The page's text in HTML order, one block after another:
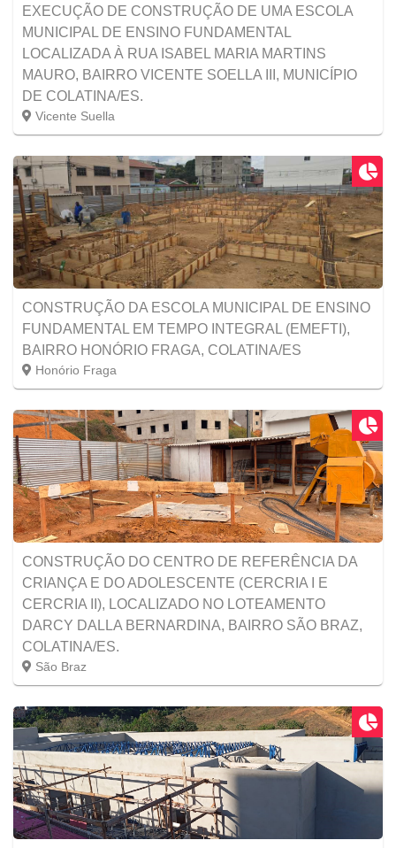
EXECUÇÃO DE CONSTRUÇÃO DE UMA ESCOLA
MUNICIPAL DE ENSINO FUNDAMENTAL
LOCALIZADA À RUA ISABEL MARIA MARTINS
MAURO, BAIRRO VICENTE SOELLA III, MUNICÍPIO
DE COLATINA/ES.
Vicente Suella
CONSTRUÇÃO DA ESCOLA MUNICIPAL DE ENSINO
FUNDAMENTAL EM TEMPO INTEGRAL (EMEFTI),
BAIRRO HONÓRIO FRAGA, COLATINA/ES
Honório Fraga
CONSTRUÇÃO DO CENTRO DE REFERÊNCIA DA
CRIANÇA E DO ADOLESCENTE (CERCRIA I E
CERCRIA II), LOCALIZADO NO LOTEAMENTO
DARCY DALLA BERNARDINA, BAIRRO SÃO BRAZ,
COLATINA/ES.
São Braz